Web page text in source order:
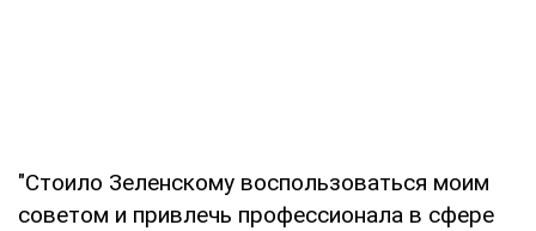
"Стоило Зеленскому воспользоваться моим
советом и привлечь профессионала в сфере